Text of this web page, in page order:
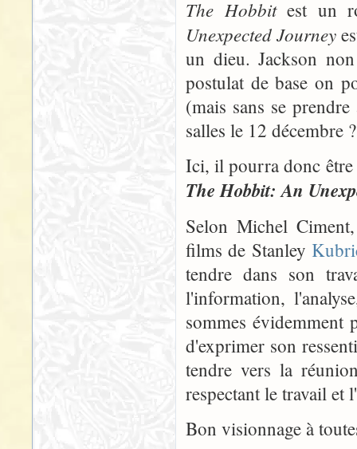
The Hobbitest un
Unexpected Journey
un dieu. Jackson
postulat de base on
(mais sans se
salles le 12 décembre
Ici, il pourra donc être
The Hobbit: An
Selon Michel
films de Stanley
tendre dans son
l'information,
sommes évidemment
d'exprimer son
tendre vers la
respectant le travail et
Bon visionnage à